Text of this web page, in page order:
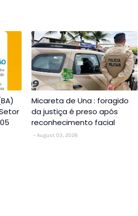
Micareta de Una : foragido
da justiça é preso após
reconhecimento facial
August 03, 2026